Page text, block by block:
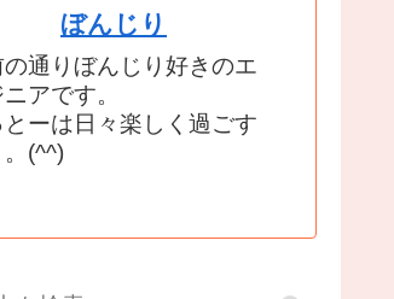
ぼんじり
通りぼんじり好きのエ
アです。
とーは日々楽しく過ごす
。(^^)